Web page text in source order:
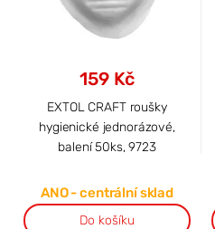
159 Kč
EXTOL CRAFT roušky
hygienické jednorázové,
balení 50ks, 9723
ANO - centrální sklad
Do košíku